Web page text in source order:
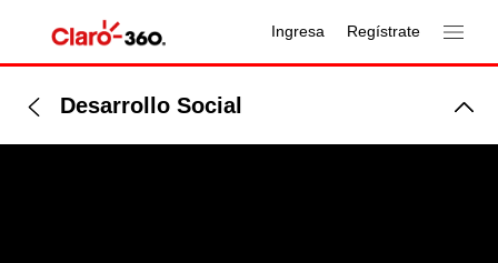
Ingresa Regístrate
Desarrollo Social